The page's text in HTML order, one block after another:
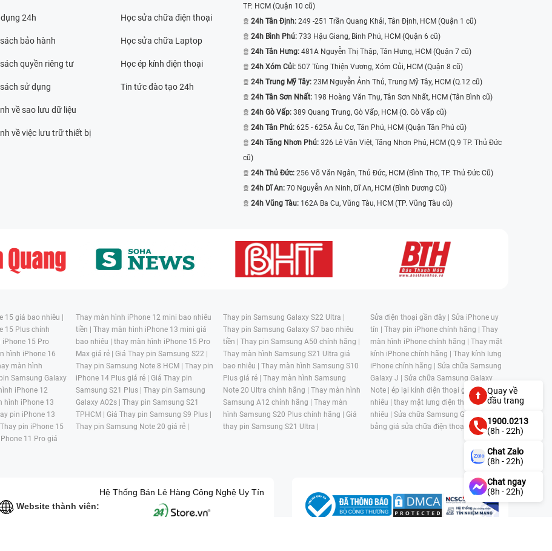
24h
bảo hành
quyền riêng tư
sử dụng
về sao lưu dữ liệu
về việc lưu trữ thiết bị
Học sửa chữa điện thoại
Học sửa chữa Laptop
Học ép kính điện thoại
Tin tức đào tạo 24h
TP. HCM (Quận 10 cũ)
24h Tân Định: 249 -251 Trần Quang Khải, Tân Định, HCM (Quận 1 cũ)
24h Bình Phú: 733 Hậu Giang, Bình Phú, HCM (Quận 6 cũ)
24h Tân Hưng: 481A Nguyễn Thị Thập, Tân Hưng, HCM (Quận 7 cũ)
24h Xóm Củi: 507 Tùng Thiện Vương, Xóm Củi, HCM (Quận 8 cũ)
24h Trung Mỹ Tây: 23M Nguyễn Ảnh Thủ, Trung Mỹ Tây, HCM (Q.12 cũ)
24h Tân Sơn Nhất: 198 Hoàng Văn Thụ, Tân Sơn Nhất, HCM (Tân Bình cũ)
24h Gò Vấp: 389 Quang Trung, Gò Vấp, HCM (Q. Gò Vấp cũ)
24h Tân Phú: 625 - 625A Âu Cơ, Tân Phú, HCM (Quận Tân Phú cũ)
24h Tăng Nhơn Phú: 326 Lê Văn Việt, Tăng Nhơn Phú, HCM (Q.9 TP. Thủ Đức
cũ)
24h Thủ Đức: 256 Võ Văn Ngân, Thủ Đức, HCM (Bình Thọ, TP. Thủ Đức Cũ)
24h Dĩ An: 70 Nguyễn An Ninh, Dĩ An, HCM (Bình Dương Cũ)
24h Vũng Tàu: 162A Ba Cu, Vũng Tàu, HCM (TP. Vũng Tàu cũ)
15 giá bao nhiêu |
15 Plus chính
15 Pro
hình iPhone 16
màn hình
Samsung Galaxy
iPhone 12
hình iPhone 13
pin iPhone 13
Thay pin iPhone 15
11 Pro giá
Thay màn hình iPhone 12 mini bao nhiêu
tiền | Thay màn hình iPhone 13 mini giá
bao nhiêu | thay màn hình iPhone 15 Pro
Max giá rẻ | Giá Thay pin Samsung S22 |
Thay pin Samsung Note 8 HCM | Thay pin
iPhone 14 Plus giá rẻ | Giá Thay pin
Samsung S21 Plus | Thay pin Samsung
Galaxy A02s | Thay pin Samsung S21
TPHCM | Giá Thay pin Samsung S9 Plus |
Thay pin Samsung Note 20 giá rẻ |
Thay pin Samsung Galaxy S22 Ultra |
Thay pin Samsung Galaxy S7 bao nhiêu
tiền | Thay pin Samsung A50 chính hãng |
Thay màn hình Samsung S21 Ultra giá
bao nhiêu | Thay màn hình Samsung S10
Plus giá rẻ | Thay màn hình Samsung
Note 20 Ultra chính hãng | Thay màn hình
Samsung A12 chính hãng | Thay màn
hình Samsung S20 Plus chính hãng | Giá
thay pin Samsung S21 Ultra |
Sửa điện thoại gần đây | Sửa iPhone uy
tín | Thay pin iPhone chính hãng | Thay
màn hình iPhone chính hãng | Thay mặt
kính iPhone chính hãng | Thay kính lưng
iPhone chính hãng | Sửa chữa Samsung
Galaxy J | Sửa chữa Samsung Galaxy
Note | ép lại kính điện thoại giá bao
nhiêu | thay mặt lưng điện thoại giá bao
nhiêu | Sửa chữa Samsung Galaxy S |
bảng giá sửa chữa điện thoại samsung |
Website thành viên:
Hệ Thống Bán Lẻ Hàng Công Nghệ Uy Tín
Quay về
đầu trang
1900.0213
(8h - 22h)
Chat Zalo
(8h - 22h)
Chat ngay
(8h - 22h)